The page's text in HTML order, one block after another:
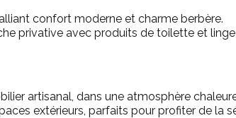
confort moderne et charme berbère.
privative avec produits de toilette et
artisanal, dans une atmosphère
extérieurs, parfaits pour profiter de la